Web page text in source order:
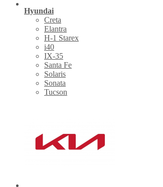
Hyundai
Creta
Elantra
H-1 Starex
i40
IX-35
Santa Fe
Solaris
Sonata
Tucson